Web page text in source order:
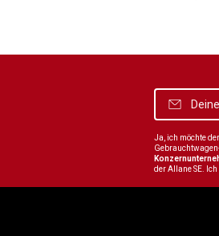
Ja, ich möchte
der Allane SE.